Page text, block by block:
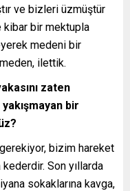
ve bizleri üzmüştür
kibar bir mektupla
medeni bir
ilettik.
zaten
yakışmayan bir
bizim hareket
kederdir. Son yıllarda
sokaklarına kavga,